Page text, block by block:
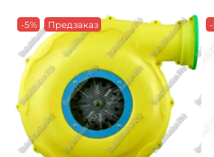
-5% Предзаказ -